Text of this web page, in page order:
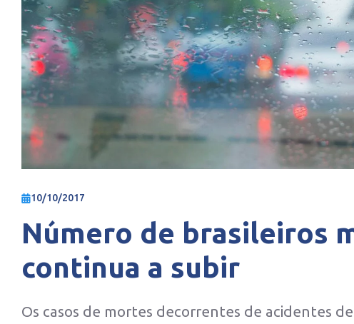
10/10/2017
Número de brasileiros
continua a subir
Os casos de mortes decorrentes de acidentes